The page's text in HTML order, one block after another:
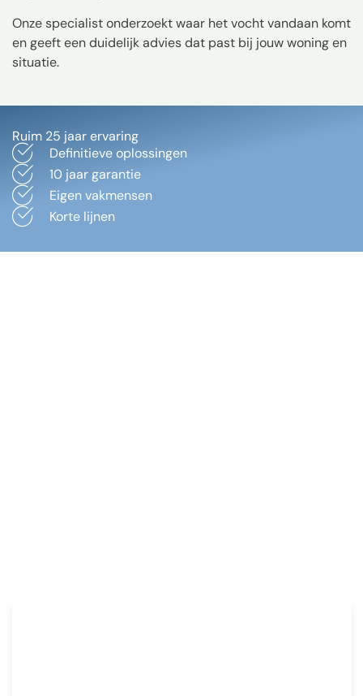
Onze specialist onderzoekt waar het vocht vandaan komt
en geeft een duidelijk advies dat past bij jouw woning en
situatie.
Ruim 25 jaar ervaring
Definitieve oplossingen
10 jaar garantie
Eigen vakmensen
Korte lijnen